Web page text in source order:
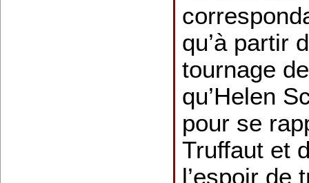
qu’à partir
tournage
qu’Helen
pour se
Truffaut et
l’espoir de